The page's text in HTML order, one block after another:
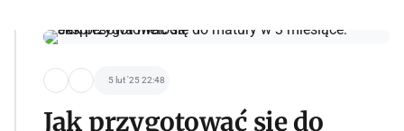
5 lut '25 22:48
Jak przygotować się do